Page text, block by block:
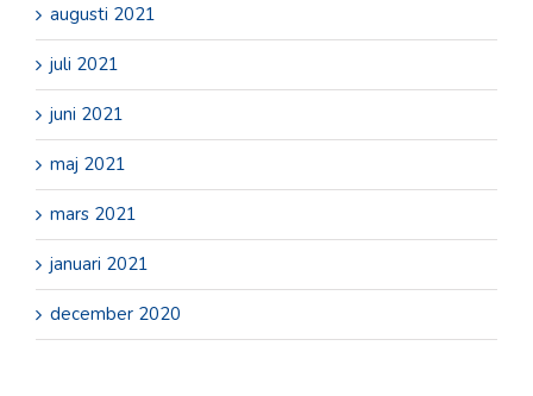
augusti 2021
juli 2021
juni 2021
maj 2021
mars 2021
januari 2021
december 2020